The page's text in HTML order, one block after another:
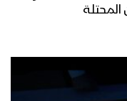
من الساحل
الوطني للصمود